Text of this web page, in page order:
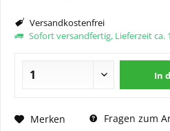
Versandkostenfrei
Sofort versandfertig, Lieferzeit ca.
In
Merken Fragen zum